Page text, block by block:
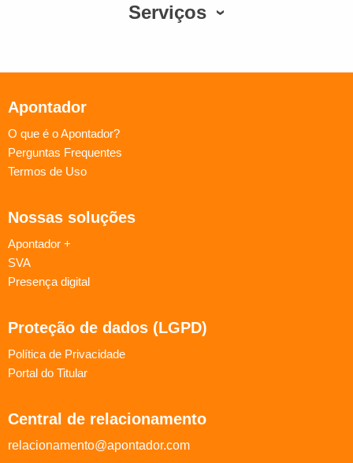
Serviços
Apontador
O que é o Apontador?
Perguntas Frequentes
Termos de Uso
Nossas soluções
Apontador +
SVA
Presença digital
Proteção de dados (LGPD)
Política de Privacidade
Portal do Titular
Central de relacionamento
relacionamento@apontador.com